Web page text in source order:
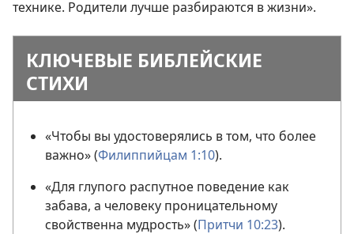
технике. Родители лучше разбираются в жизни».
КЛЮЧЕВЫЕ БИБЛЕЙСКИЕ
СТИХИ
«Чтобы вы удостоверялись в том, что более
важно» (Филиппийцам 1:10).
«Для глупого распутное поведение как
забава, а человеку проницательному
свойственна мудрость» (Притчи 10:23).